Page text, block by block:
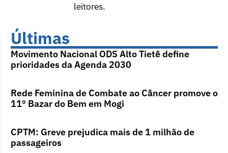
leitores.
Últimas
Movimento Nacional ODS Alto Tietê define
prioridades da Agenda 2030
Rede Feminina de Combate ao Câncer promove o
11º Bazar do Bem em Mogi
CPTM: Greve prejudica mais de 1 milhão de
passageiros